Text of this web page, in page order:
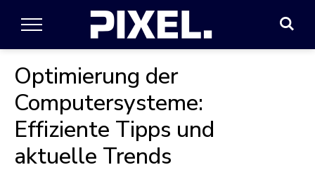
Optimierung der
Computersysteme:
Effiziente Tipps und
aktuelle Trends